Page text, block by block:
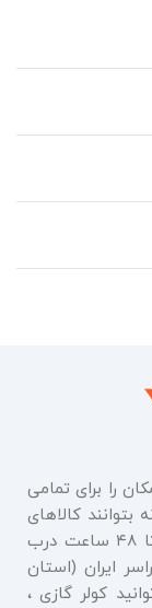
را برای تمامی
بتوانند کالاهای
مدنظر خود را سفارش دهند و در عرض ۲۴ تا ۴۸ ساعت درب
ایران (استان
کولر گازی ،